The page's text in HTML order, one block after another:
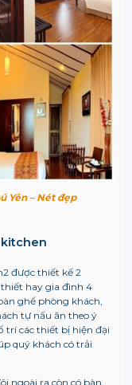
Yên – Nét đẹp
kitchen
được thiết kế 2
hay gia đình 4
ghế phòng khách,
tự nấu ăn theo ý
trí các thiết bị hiện đại
quý khách có trải
ngoài ra còn có bàn